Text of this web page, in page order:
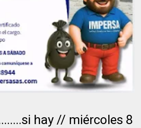
hay // miércoles 8